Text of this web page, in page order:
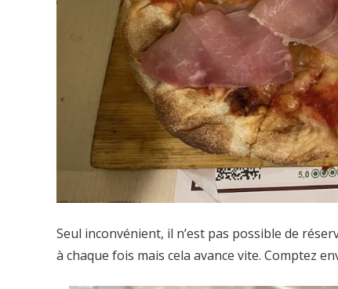
Seul inconvénient, il n’est pas possible de
à chaque fois mais cela avance vite. Comptez